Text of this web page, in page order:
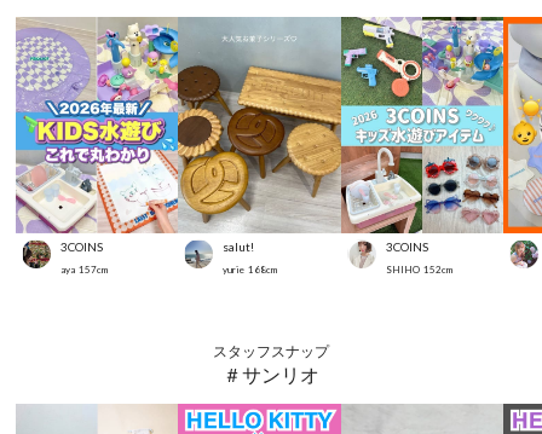
3COINS
aya 157cm
salut!
yurie 168cm
3COINS
SHIHO 152cm
スタッフスナップ
＃サンリオ